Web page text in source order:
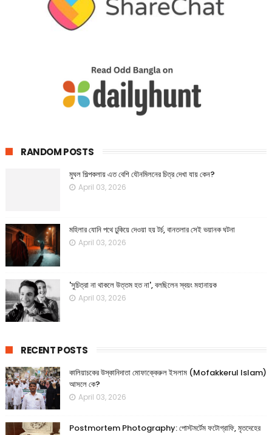
RANDOM POSTS
মুঘল শিল্পকলায় এত বেশি যৌনমিলনের চিত্র দেখা যায় কেন?
April 03, 2026
মহিলার যোনি পথে ঢুকিয়ে দেওয়া হয় টর্চ, বানতলার সেই ভয়ানক ঘটনা
April 03, 2026
'সুচিত্রা না থাকলে উত্তম হত না', বলছিলেন স্বয়ং মহানায়ক
April 03, 2026
RECENT POSTS
কালিয়াচকের উস্কানিদাতা মোফাক্কেরুল ইসলাম (Mofakkerul Islam)
আসলে কে?
April 03, 2026
Postmortem Photography: পোস্টমর্টেম ফটোগ্রাফি, মৃতদেহের